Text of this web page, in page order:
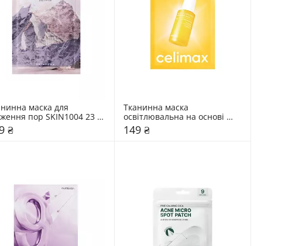
маска для
пор SKIN1004 23
₴
Тканинна маска
освітлювальна на основі
сироватки Celimax 27 мл
149 ₴